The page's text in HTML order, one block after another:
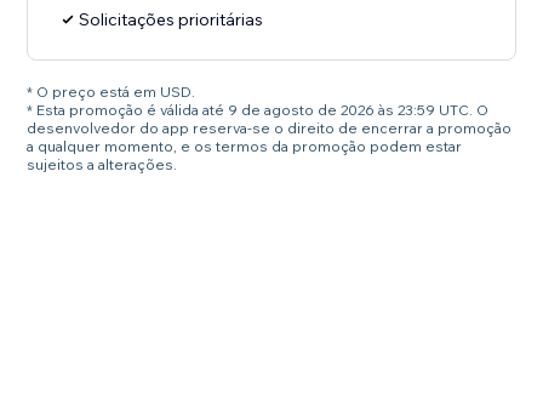
Solicitações prioritárias
* O preço está em USD.
* Esta promoção é válida até 9 de agosto de 2026 às 23:59 UTC. O
desenvolvedor do app reserva-se o direito de encerrar a promoção
a qualquer momento, e os termos da promoção podem estar
sujeitos a alterações.